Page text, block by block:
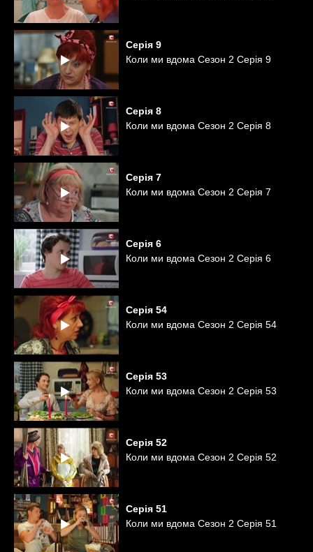
Серія 9
Коли ми вдома Сезон 2 Серія 9
Серія 8
Коли ми вдома Сезон 2 Серія 8
Серія 7
Коли ми вдома Сезон 2 Серія 7
Серія 6
Коли ми вдома Сезон 2 Серія 6
Серія 54
Коли ми вдома Сезон 2 Серія 54
Серія 53
Коли ми вдома Сезон 2 Серія 53
Серія 52
Коли ми вдома Сезон 2 Серія 52
Серія 51
Коли ми вдома Сезон 2 Серія 51